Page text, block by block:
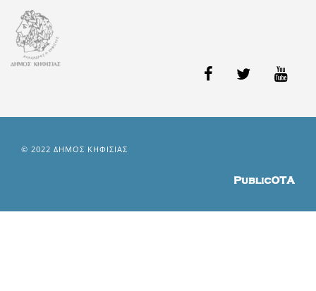
© 2022 ΔΗΜΟΣ ΚΗΦΙΣΙΑΣ